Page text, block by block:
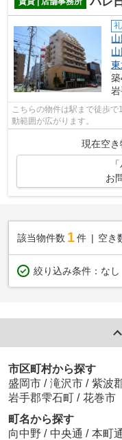
こちらの物件は駅まで徒歩
動範囲が広がります。
現在空き
お
該当物件数 1件 空き
絞り込み条件： なし
市区町村から探す
盛岡市 / 滝沢市 / 紫波
岩手郡雫石町 / 花巻市
町名から探す
向中野 / 中央通 / 本町